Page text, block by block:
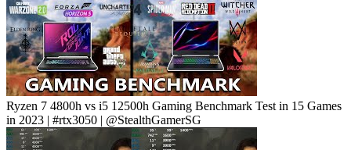
Ryzen 7 4800h vs i5 12500h Gaming Benchmark Test in 15 Games
in 2023 | #rtx3050 | @StealthGamerSG